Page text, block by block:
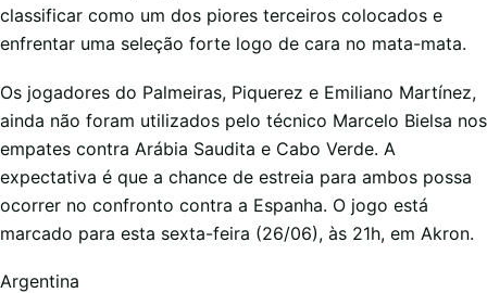
classificar como um dos piores terceiros colocados e
enfrentar uma seleção forte logo de cara no mata-mata.
Os jogadores do Palmeiras, Piquerez e Emiliano Martínez,
ainda não foram utilizados pelo técnico Marcelo Bielsa nos
empates contra Arábia Saudita e Cabo Verde. A
expectativa é que a chance de estreia para ambos possa
ocorrer no confronto contra a Espanha. O jogo está
marcado para esta sexta-feira (26/06), às 21h, em Akron.
Argentina